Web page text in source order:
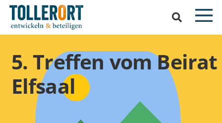
5. Treffen vom Beirat
Elfsaal